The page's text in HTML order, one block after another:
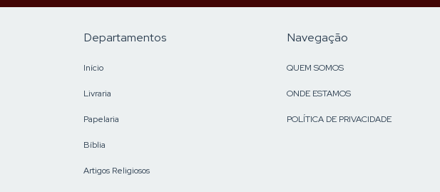
Departamentos
Início
Livraria
Papelaria
Bíblia
Artigos Religiosos
Navegação
QUEM SOMOS
ONDE ESTAMOS
POLÍTICA DE PRIVACIDADE